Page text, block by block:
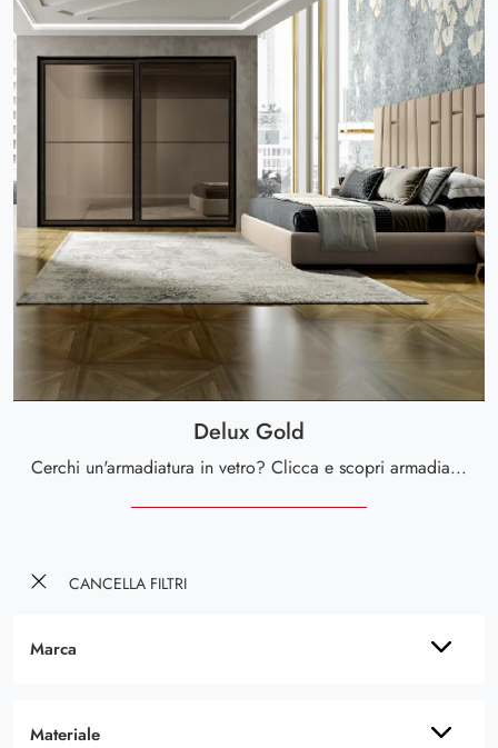
CANCELLA FILTRI
Marca
Materiale
Delux Gold
Cerchi un'armadiatura in vetro? Clicca e scopri armadiature a muro con ante scorrevoli di Spar.